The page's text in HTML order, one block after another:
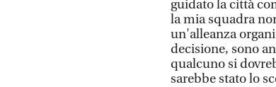
guidato la città
la mia squadra
un'alleanza
decisione, sono
qualcuno si
sarebbe stato lo